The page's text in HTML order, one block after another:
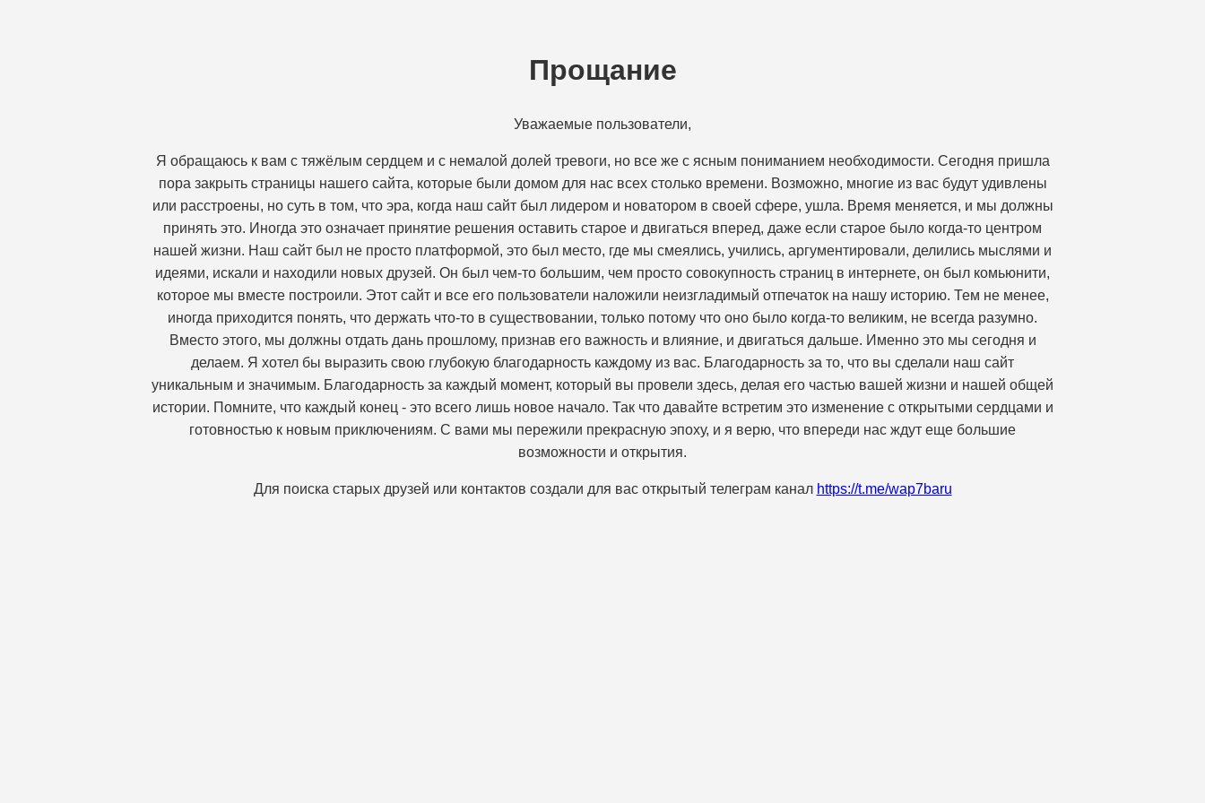
Прощание
Уважаемые пользователи,
Я обращаюсь к вам с тяжёлым сердцем и с немалой долей тревоги, но все же с ясным пониманием необходимости. Сегодня пришла
пора закрыть страницы нашего сайта, которые были домом для нас всех столько времени. Возможно, многие из вас будут удивлены
или расстроены, но суть в том, что эра, когда наш сайт был лидером и новатором в своей сфере, ушла. Время меняется, и мы должны
принять это. Иногда это означает принятие решения оставить старое и двигаться вперед, даже если старое было когда-то центром
нашей жизни. Наш сайт был не просто платформой, это был место, где мы смеялись, учились, аргументировали, делились мыслями и
идеями, искали и находили новых друзей. Он был чем-то большим, чем просто совокупность страниц в интернете, он был комьюнити,
которое мы вместе построили. Этот сайт и все его пользователи наложили неизгладимый отпечаток на нашу историю. Тем не менее,
иногда приходится понять, что держать что-то в существовании, только потому что оно было когда-то великим, не всегда разумно.
Вместо этого, мы должны отдать дань прошлому, признав его важность и влияние, и двигаться дальше. Именно это мы сегодня и
делаем. Я хотел бы выразить свою глубокую благодарность каждому из вас. Благодарность за то, что вы сделали наш сайт
уникальным и значимым. Благодарность за каждый момент, который вы провели здесь, делая его частью вашей жизни и нашей общей
истории. Помните, что каждый конец - это всего лишь новое начало. Так что давайте встретим это изменение с открытыми сердцами и
готовностью к новым приключениям. С вами мы пережили прекрасную эпоху, и я верю, что впереди нас ждут еще большие
возможности и открытия.
Для поиска старых друзей или контактов создали для вас открытый телеграм канал https://t.me/wap7baru